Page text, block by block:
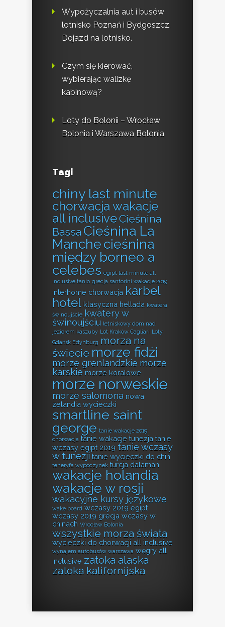
Wypożyczalnia aut i busów
lotnisko Poznań i Bydgoszcz.
Dojazd na lotnisko.
Czym się kierować,
wybierając walizkę
kabinową?
Loty do Bolonii – Wrocław
Bolonia i Warszawa Bolonia
Tagi
chiny last minute
chorwacja wakacje
all inclusiveCieśnina
Bassa Cieśnina La
Manchecieśnina
między borneo a
celebes egipt last minute all
inclusive tanio grecja santorini wakacje 2019
interhome chorwacja karbel
hotel klasyczna hellada kwatera
świnoujście kwatery w
świnoujściu letniskowy dom nad
jeziorem kaszuby Lot Kraków Cagliari Loty
Gdańsk Edynburg morza na
świecie morze fidżi
morze grenlandzkie morze
karskie morze koralowe
morze norweskie
morze salomona nowa
zelandia wycieczki
smartline saint
george tanie wakacje 2019
chorwacja tanie wakacje tunezja tanie
wczasy egipt 2019 tanie wczasy
w tunezji tanie wycieczki do chin
teneryfa wypoczynek turcja dalaman
wakacje holandia
wakacje w rosji
wakacyjne kursy językowe
wake board wczasy 2019 egipt
wczasy 2019 grecja wczasy w
chinach Wrocław Bolonia
wszystkie morza świata
wycieczki do chorwacji all inclusive
wynajem autobusów warszawa węgry all
inclusive zatoka alaska
zatoka kalifornijska